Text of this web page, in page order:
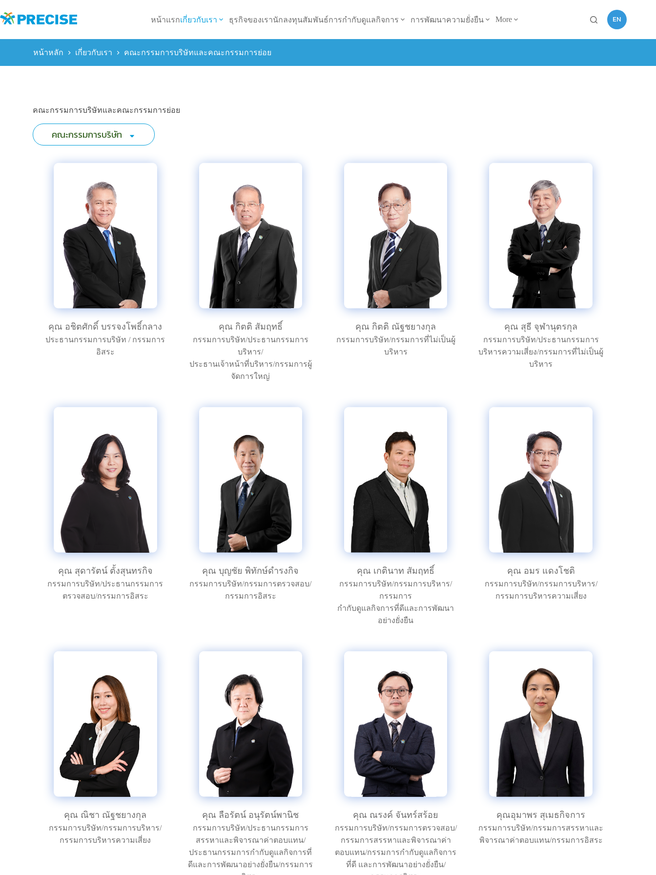
to
content
หน้าแรกเกี่ยวกับเรา ธุรกิจของเรานักลงทุนสัมพันธ์การกำกับดูแลกิจการ การพัฒนาความยั่งยืน More EN
หน้าหลัก เกี่ยวกับเรา คณะกรรมการบริษัทและคณะกรรมการย่อย
คณะกรรมการบริษัทและคณะกรรมการย่อย
คณะกรรมการบริษัท
คุณ อชิตศักดิ์ บรรจงโพธิ์กลาง
ประธานกรรมการบริษัท / กรรมการ
อิสระ
คุณ กิตติ สัมฤทธิ์
กรรมการบริษัท/ประธานกรรมการ
บริหาร/
ประธานเจ้าหน้าที่บริหาร/กรรมการผู้
จัดการใหญ่
คุณ กิตติ ณัฐชยางกุล
กรรมการบริษัท/กรรมการที่ไม่เป็นผู้
บริหาร
คุณ สุธี จุฬานุตรกุล
กรรมการบริษัท/ประธานกรรมการ
บริหารความเสี่ยง/กรรมการที่ไม่เป็นผู้
บริหาร
คุณ สุดารัตน์ ตั้งสุนทรกิจ
กรรมการบริษัท/ประธานกรรมการ
ตรวจสอบ/กรรมการอิสระ
คุณ บุญชัย พิทักษ์ดำรงกิจ
กรรมการบริษัท/กรรมการตรวจสอบ/
กรรมการอิสระ
คุณ เกตินาท สัมฤทธิ์
กรรมการบริษัท/กรรมการบริหาร/
กรรมการ
กำกับดูแลกิจการที่ดีและการพัฒนา
อย่างยั่งยืน
คุณ อมร แดงโชติ
กรรมการบริษัท/กรรมการบริหาร/
กรรมการบริหารความเสี่ยง
คุณ ณิชา ณัฐชยางกุล
กรรมการบริษัท/กรรมการบริหาร/
กรรมการบริหารความเสี่ยง
คุณ ลือรัตน์ อนุรัตน์พานิช
กรรมการบริษัท/ประธานกรรมการ
สรรหาและพิจารณาค่าตอบแทน/
ประธานกรรมการกำกับดูแลกิจการที่
ดีและการพัฒนาอย่างยั่งยืน/กรรมการ
คุณ ณรงค์ จันทร์สร้อย
กรรมการบริษัท/กรรมการตรวจสอบ/
กรรมการสรรหาและพิจารณาค่า
ตอบแทน/กรรมการกำกับดูแลกิจการ
ที่ดี และการพัฒนาอย่างยั่งยืน/
คุณอุมาพร สุเมธกิจการ
กรรมการบริษัท/กรรมการสรรหาและ
พิจารณาค่าตอบแทน/กรรมการอิสระ